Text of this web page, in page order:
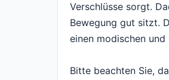
Verschlüsse sorgt.
Bewegung gut sitzt.
einen modischen
Bitte beachten Sie,